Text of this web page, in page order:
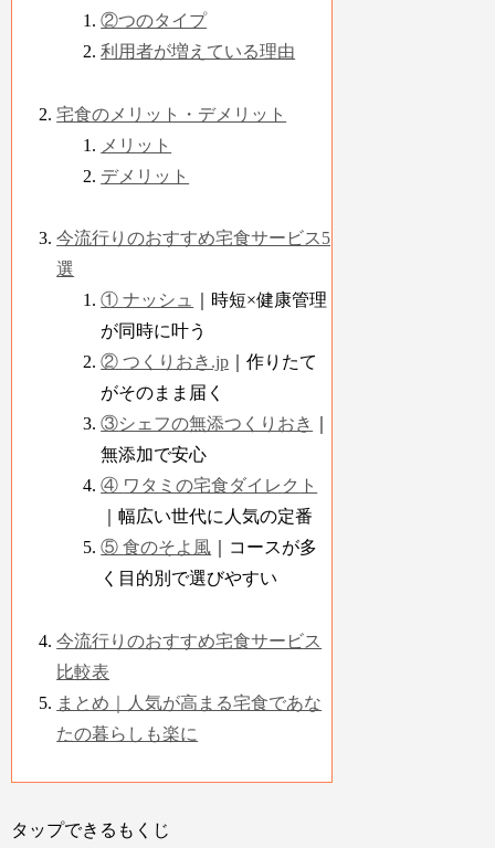
②つのタイプ
利用者が増えている理由
宅食のメリット・デメリット
メリット
デメリット
今流行りのおすすめ宅食サービス5
選
①ナッシュ
｜時短×健康管理
が同時に叶う
②つくりおき.jp ｜作りたて
がそのまま届く
③シェフの無添つくりおき
無添加で安心
④ ワタミの宅食ダイレ ク ト
｜幅広い世代に人気の定番
⑤食のそよ風 ｜コースが多
く目的別で選びやすい
今流行りのおすすめ宅食サービス
比較表
まとめ｜人気が高まる宅食であな
たの暮らしも楽に
タップできるもくじ